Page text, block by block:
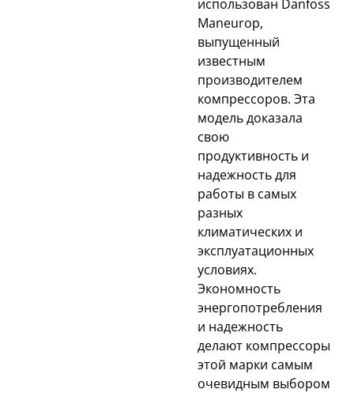
использован Danfoss
Maneurop,
выпущенный
известным
производителем
компрессоров. Эта
модель доказала
свою
продуктивность и
надежность для
работы в самых
разных
климатических и
эксплуатационных
условиях.
Экономность
энергопотребления
и надежность
делают компрессоры
этой марки самым
очевидным выбором